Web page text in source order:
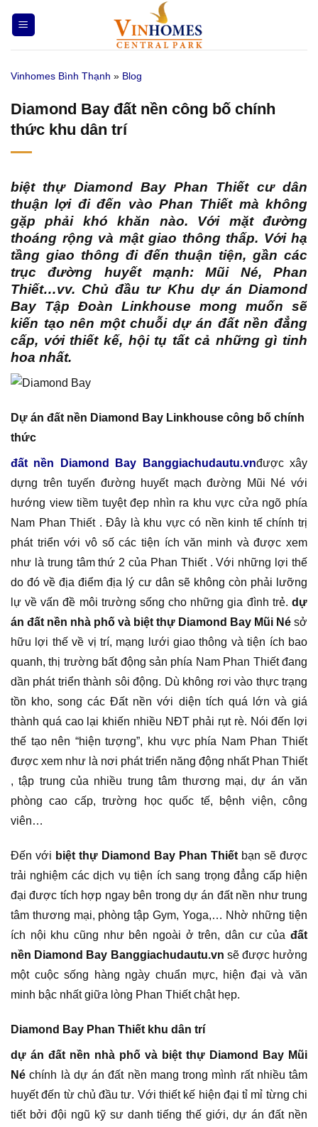
qua
nội
Vinhomes Bình Thạnh » Blog
Diamond Bay đất nền công bố chính
thức khu dân trí
biệt thự Diamond Bay Phan Thiết cư dân
thuận lợi đi đến vào Phan Thiết mà không
gặp phải khó khăn nào. Với mặt đường
thoáng rộng và mật giao thông thấp. Với hạ
tầng giao thông đi đến thuận tiện, gần các
trục đường huyết mạnh: Mũi Né, Phan
Thiết…vv. Chủ đầu tư Khu dự án Diamond
Bay Tập Đoàn Linkhouse mong muốn sẽ
kiến tạo nên một chuỗi dự án đất nền đẳng
cấp, với thiết kế, hội tụ tất cả những gì tinh
hoa nhất.
Dự án đất nền Diamond Bay Linkhouse công bố chính
thức
đất nền Diamond Bay Banggiachudautu.vnđược xây
dựng trên tuyến đường huyết mạch đường Mũi Né với
hướng view tiềm tuyệt đẹp nhìn ra khu vực cửa ngõ phía
Nam Phan Thiết . Đây là khu vực có nền kinh tế chính trị
phát triển với vô số các tiện ích văn minh và được xem
như là trung tâm thứ 2 của Phan Thiết . Với những lợi thế
do đó về địa điểm địa lý cư dân sẽ không còn phải lưỡng
lự về vấn đề môi trường sống cho những gia đình trẻ. dự
án đất nền nhà phố và biệt thự Diamond Bay Mũi Né sở
hữu lợi thế về vị trí, mạng lưới giao thông và tiện ích bao
quanh, thị trường bất động sản phía Nam Phan Thiết đang
dần phát triển thành sôi động. Dù không rơi vào thực trạng
tồn kho, song các Đất nền với diện tích quá lớn và giá
thành quá cao lại khiến nhiều NĐT phải rụt rè. Nói đến lợi
thế tạo nên “hiện tượng”, khu vực phía Nam Phan Thiết
được xem như là nơi phát triển năng động nhất Phan Thiết
, tập trung của nhiều trung tâm thương mại, dự án văn
phòng cao cấp, trường học quốc tế, bệnh viện, công
viên…
Đến với biệt thự Diamond Bay Phan Thiết bạn sẽ được
trải nghiệm các dịch vụ tiện ích sang trọng đẳng cấp hiện
đại được tích hợp ngay bên trong dự án đất nền như trung
tâm thương mại, phòng tập Gym, Yoga,… Nhờ những tiện
ích nội khu cũng như bên ngoài ở trên, dân cư của đất
nền Diamond Bay Banggiachudautu.vn sẽ được hưởng
một cuộc sống hàng ngày chuẩn mực, hiện đại và văn
minh bậc nhất giữa lòng Phan Thiết chật hẹp.
Diamond Bay Phan Thiết khu dân trí
dự án đất nền nhà phố và biệt thự Diamond Bay Mũi
Né chính là dự án đất nền mang trong mình rất nhiều tâm
huyết đến từ chủ đầu tư. Với thiết kế hiện đại tỉ mỉ từng chi
tiết bởi đội ngũ kỹ sư danh tiếng thế giới, dự án đất nền